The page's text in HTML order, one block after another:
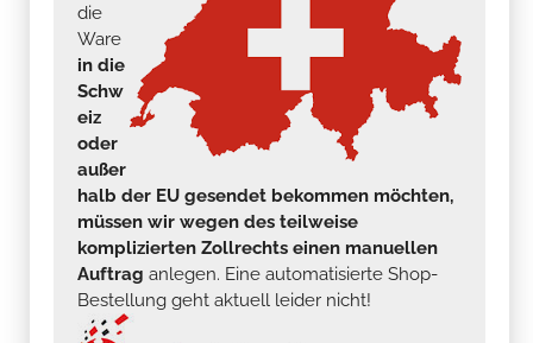
die
Ware
in die
Schw
eiz
oder
außer
halb der EU gesendet bekommen möchten,
müssen wir wegen des teilweise
komplizierten Zollrechts einen manuellen
Auftrag anlegen. Eine automatisierte Shop-
Bestellung geht aktuell leider nicht!